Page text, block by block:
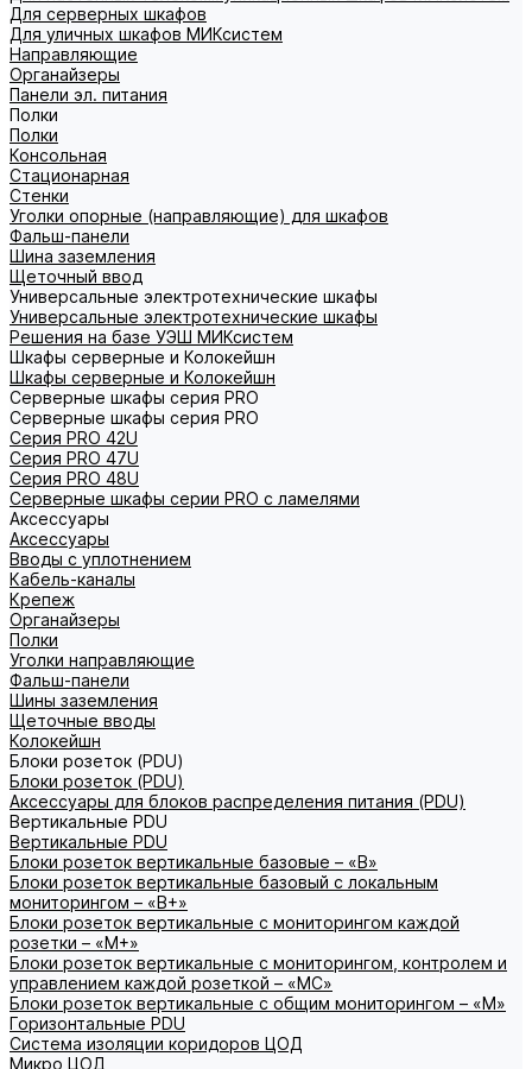
Для серверных шкафов
Для уличных шкафов МИКсистем
Направляющие
Органайзеры
Панели эл. питания
Полки
Полки
Консольная
Стационарная
Стенки
Уголки опорные (направляющие) для шкафов
Фальш-панели
Шина заземления
Щеточный ввод
Универсальные электротехнические шкафы
Универсальные электротехнические шкафы
Решения на базе УЭШ МИКсистем
Шкафы серверные и Колокейшн
Шкафы серверные и Колокейшн
Серверные шкафы серия PRO
Серверные шкафы серия PRO
Серия PRO 42U
Серия PRO 47U
Серия PRO 48U
Серверные шкафы серии PRO с ламелями
Аксессуары
Аксессуары
Вводы с уплотнением
Кабель-каналы
Крепеж
Органайзеры
Полки
Уголки направляющие
Фальш-панели
Шины заземления
Щеточные вводы
Колокейшн
Блоки розеток (PDU)
Блоки розеток (PDU)
Аксессуары для блоков распределения питания (PDU)
Вертикальные PDU
Вертикальные PDU
Блоки розеток вертикальные базовые – «В»
Блоки розеток вертикальные базовый с локальным
мониторингом – «В+»
Блоки розеток вертикальные с мониторингом каждой
розетки – «М+»
Блоки розеток вертикальные с мониторингом, контролем и
управлением каждой розеткой – «МС»
Блоки розеток вертикальные с общим мониторингом – «М»
Горизонтальные PDU
Система изоляции коридоров ЦОД
Микро ЦОД